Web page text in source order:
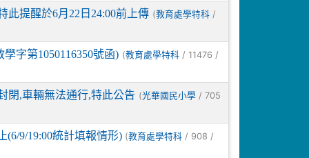
此提醒於6月22日24:00前上傳 (教育處學特科 /
字第1050116350號函) (教育處學特科 / 11476 /
閉,車輛無法通行,特此公告 (光華國民小學 / 705
(6/9/19:00統計填報情形) (教育處學特科 / 908 /